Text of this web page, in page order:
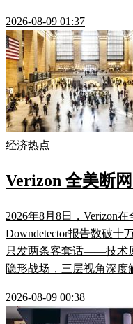
2026-08-09 01:37
经济热点
Verizon 全美断
2026年8月8日，Verizon
Downdetector报告数破十
只发两条客套话——技术
隐形战场，三层视角深度
2026-08-09 00:38